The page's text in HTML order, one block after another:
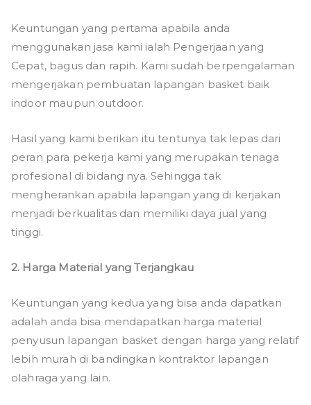
Keuntungan yang pertama apabila anda
menggunakan jasa kami ialah Pengerjaan yang
Cepat, bagus dan rapih. Kami sudah berpengalaman
mengerjakan pembuatan lapangan basket baik
indoor maupun outdoor.
Hasil yang kami berikan itu tentunya tak lepas dari
peran para pekerja kami yang merupakan tenaga
profesional di bidang nya. Sehingga tak
mengherankan apabila lapangan yang di kerjakan
menjadi berkualitas dan memiliki daya jual yang
tinggi.
2. Harga Material yang Terjangkau
Keuntungan yang kedua yang bisa anda dapatkan
adalah anda bisa mendapatkan harga material
penyusun lapangan basket dengan harga yang relatif
lebih murah di bandingkan kontraktor lapangan
olahraga yang lain.